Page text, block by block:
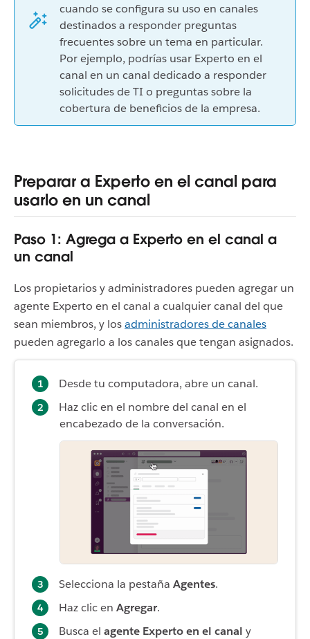
cuando se configura su uso en canales
destinados a responder preguntas
frecuentes sobre un tema en particular.
Por ejemplo, podrías usar Experto en el
canal en un canal dedicado a responder
solicitudes de TI o preguntas sobre la
cobertura de beneficios de la empresa.
Preparar a Experto en el canal para
usarlo en un canal
Paso 1: Agrega a Experto en el canal a
un canal
Los propietarios y administradores pueden agregar un
agente Experto en el canal a cualquier canal del que
sean miembros, y losadministradores de canales
pueden agregarlo a los canales que tengan asignados.
Desde tu computadora, abre un canal.
Haz clic en el nombre del canal en el
encabezado de la conversación.
Selecciona la pestaña Agentes.
Haz clic en Agregar.
Busca el agente Experto en el canal y